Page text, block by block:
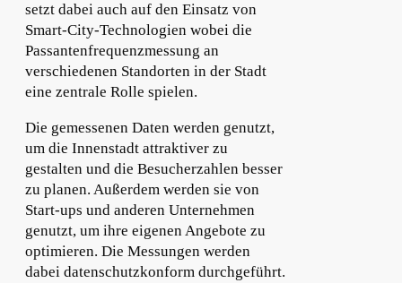
setzt dabei auch auf den Einsatz von
Smart-City-Technologien wobei die
Passantenfrequenzmessung an
verschiedenen Standorten in der Stadt
eine zentrale Rolle spielen.
Die gemessenen Daten werden genutzt,
um die Innenstadt attraktiver zu
gestalten und die Besucherzahlen besser
zu planen. Außerdem werden sie von
Start-ups und anderen Unternehmen
genutzt, um ihre eigenen Angebote zu
optimieren. Die Messungen werden
dabei datenschutzkonform durchgeführt.